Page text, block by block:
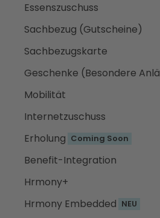
Essenszuschuss
Sachbezug (Gutscheine)
Sachbezugskarte
Geschenke (Besondere
Mobilität
Internetzuschuss
Erholung Coming Soon
Benefit-Integration
Hrmony+
Hrmony Embedded NEU